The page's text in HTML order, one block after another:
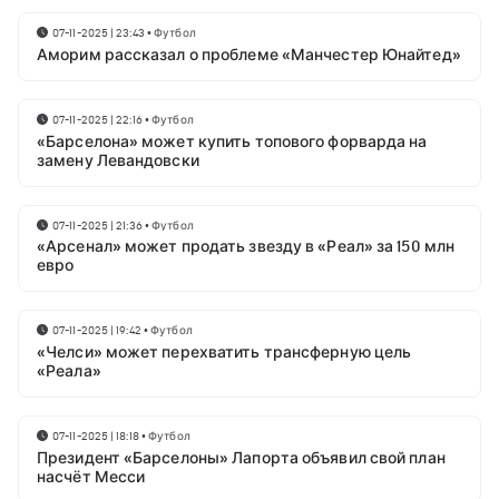
07-11-2025 | 23:43 •Футбол
Аморим рассказал о проблеме «Манчестер Юнайтед»
07-11-2025 | 22:16•Футбол
«Барселона» может купить топового форварда на
замену Левандовски
07-11-2025 | 21:36•Футбол
«Арсенал» может продать звезду в «Реал» за 150 млн
евро
07-11-2025 | 19:42 •Футбол
«Челси» может перехватить трансферную цель
«Реала»
07-11-2025 | 18:18•Футбол
Президент «Барселоны» Лапорта объявил свой план
насчёт Месси